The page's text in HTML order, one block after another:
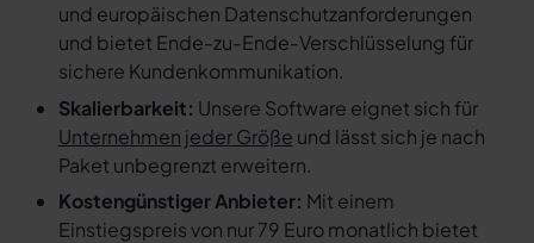
und europäischen Datenschutzanforderungen
und bietet Ende-zu-Ende-Verschlüsselung für
sichere Kundenkommunikation.
Skalierbarkeit: Unsere Software eignet sich für
Unternehmen jeder Größe und lässt sich je nach
Paket unbegrenzt erweitern.
Kostengünstiger Anbieter: Mit einem
Einstiegspreis von nur 79 Euro monatlich bietet